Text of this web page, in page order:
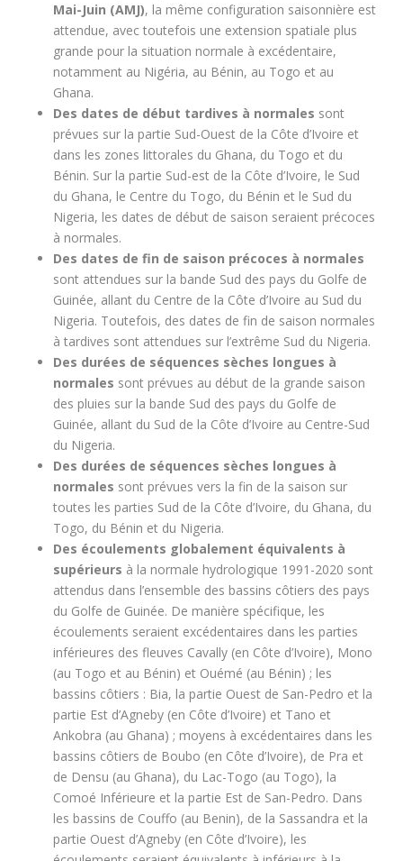
Mai-Juin (AMJ), la même configuration saisonnière est
attendue, avec toutefois une extension spatiale plus
grande pour la situation normale à excédentaire,
notamment au Nigéria, au Bénin, au Togo et au
Ghana.
Des dates de début tardives à normales sont
prévues sur la partie Sud-Ouest de la Côte d’Ivoire et
dans les zones littorales du Ghana, du Togo et du
Bénin. Sur la partie Sud-est de la Côte d’Ivoire, le Sud
du Ghana, le Centre du Togo, du Bénin et le Sud du
Nigeria, les dates de début de saison seraient précoces
à normales.
Des dates de fin de saison précoces à normales
sont attendues sur la bande Sud des pays du Golfe de
Guinée, allant du Centre de la Côte d’Ivoire au Sud du
Nigeria. Toutefois, des dates de fin de saison normales
à tardives sont attendues sur l’extrême Sud du Nigeria.
Des durées de séquences sèches longues à
normales sont prévues au début de la grande saison
des pluies sur la bande Sud des pays du Golfe de
Guinée, allant du Sud de la Côte d’Ivoire au Centre-Sud
du Nigeria.
Des durées de séquences sèches longues à
normales sont prévues vers la fin de la saison sur
toutes les parties Sud de la Côte d’Ivoire, du Ghana, du
Togo, du Bénin et du Nigeria.
Des écoulements globalement équivalents à
supérieurs à la normale hydrologique 1991-2020 sont
attendus dans l’ensemble des bassins côtiers des pays
du Golfe de Guinée. De manière spécifique, les
écoulements seraient excédentaires dans les parties
inférieures des fleuves Cavally (en Côte d’Ivoire), Mono
(au Togo et au Bénin) et Ouémé (au Bénin) ; les
bassins côtiers : Bia, la partie Ouest de San-Pedro et la
partie Est d’Agneby (en Côte d’Ivoire) et Tano et
Ankobra (au Ghana) ; moyens à excédentaires dans les
bassins côtiers de Boubo (en Côte d’Ivoire), de Pra et
de Densu (au Ghana), du Lac-Togo (au Togo), la
Comoé Inférieure et la partie Est de San-Pedro. Dans
les bassins de Couffo (au Benin), de la Sassandra et la
partie Ouest d’Agneby (en Côte d’Ivoire), les